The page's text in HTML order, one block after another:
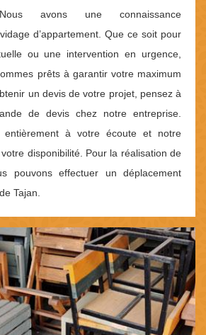
Nous avons une connaissance
d’appartement. Que ce soit pour
ou une intervention en urgence,
prêts à garantir votre maximum
un devis de votre projet, pensez à
de devis chez notre entreprise.
entièrement à votre écoute et notre
disponibilité. Pour la réalisation de
pouvons effectuer un déplacement
Tajan.